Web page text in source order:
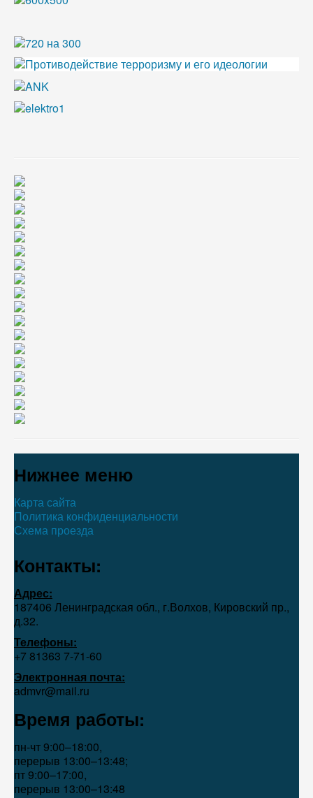
Нижнее меню
Карта сайта
Политика конфиденциальности
Схема проезда
Контакты:
Адрес:
187406 Ленинградская обл., г.Волхов, Кировский пр.,
д.32.
Телефоны:
+7 81363 7‑71-60
Электронная почта:
admvr@mail.ru
Время работы:
пн-чт 9:00–18:00,
перерыв 13:00–13:48;
пт 9:00–17:00,
перерыв 13:00–13:48